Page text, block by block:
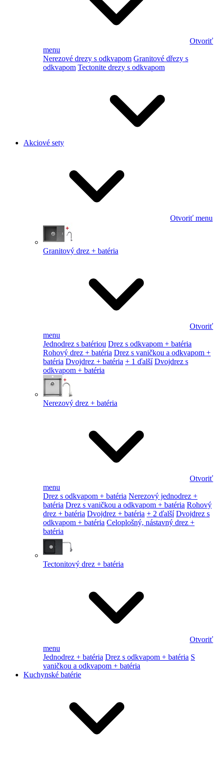
Otvoriť
menu
Nerezové drezy s odkvapom Granitové dřezy s
odkvapom Tectonite drezy s odkvapom
Akciové sety
Otvoriť menu
Granitový drez + batéria
Otvoriť
menu
Jednodrez s batériou Drez s odkvapom + batéria
Rohový drez + batéria Drez s vaničkou a odkvapom +
batéria Dvojdrez + batéria + 1 ďalší Dvojdrez s
odkvapom + batéria
Nerezový drez + batéria
Otvoriť
menu
Drez s odkvapom + batéria Nerezový jednodrez +
batéria Drez s vaničkou a odkvapom + batéria Rohový
drez + batéria Dvojdrez + batéria + 2 ďalší Dvojdrez s
odkvapom + batéria Celoplošný, nástavný drez +
batéria
Tectonitový drez + batéria
Otvoriť
menu
Jednodrez + batéria Drez s odkvapom + batéria S
vaničkou a odkvapom + batéria
Kuchynské batérie